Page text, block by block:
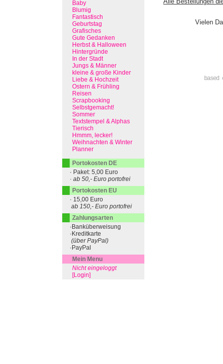
Vielen
Baby
Blumig
Fantastisch
Geburtstag
Grafisches
Gute Gedanken
Herbst & Halloween
Hintergründe
In der Stadt
Jungs & Männer
kleine & große Kinder
Liebe & Hochzeit
Ostern & Frühling
Reisen
Scrapbooking
Selbstgemacht!
Sommer
Textstempel & Alphas
Tierisch
Hmmm, lecker!
Weihnachten & Winter
Planner
Portokosten DE
· Paket: 5,00 Euro
· ab 50,- Euro portofrei
Portokosten EU
· 15,00 Euro
ab 150,- Euro portofrei
Zahlungsarten
·Banküberweisung
·Kreditkarte
(über PayPal)
·PayPal
Mein Menu
Nicht eingeloggt
[Login]